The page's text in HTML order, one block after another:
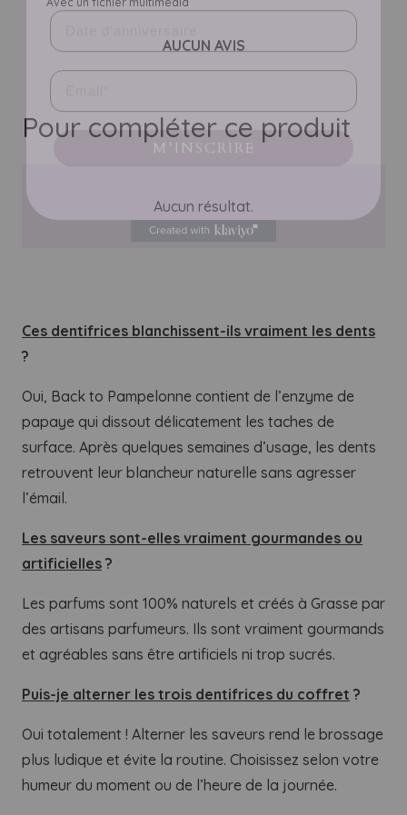
AUCUN AVIS
Pour compléter ce produit
Aucun résultat.
Ces dentifrices blanchissent-ils vraiment les dents
?
Oui, Back to Pampelonne contient de l’enzyme de
papaye qui dissout délicatement les taches de
surface. Après quelques semaines d’usage, les dents
retrouvent leur blancheur naturelle sans agresser
l’émail.
Les saveurs sont-elles vraiment gourmandes ou
artificielles ?
Les parfums sont 100% naturels et créés à Grasse par
des artisans parfumeurs. Ils sont vraiment gourmands
et agréables sans être artificiels ni trop sucrés.
Puis-je alterner les trois dentifrices du coffret ?
Oui totalement ! Alterner les saveurs rend le brossage
plus ludique et évite la routine. Choisissez selon votre
humeur du moment ou de l’heure de la journée.
Email
M’INSCRIRE